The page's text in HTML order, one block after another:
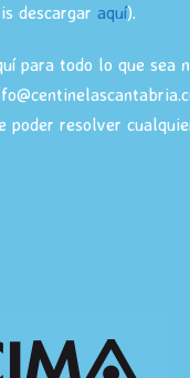
descargar aquí).
para todo lo que sea
resolver